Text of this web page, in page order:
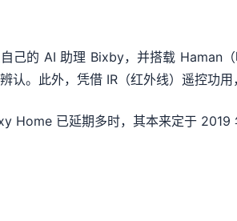
己的 AI 助理 Bixby，并搭载 Haman
认。此外，凭借 IR（红外线）遥控功
Home 已延期多时，其本来定于 2019